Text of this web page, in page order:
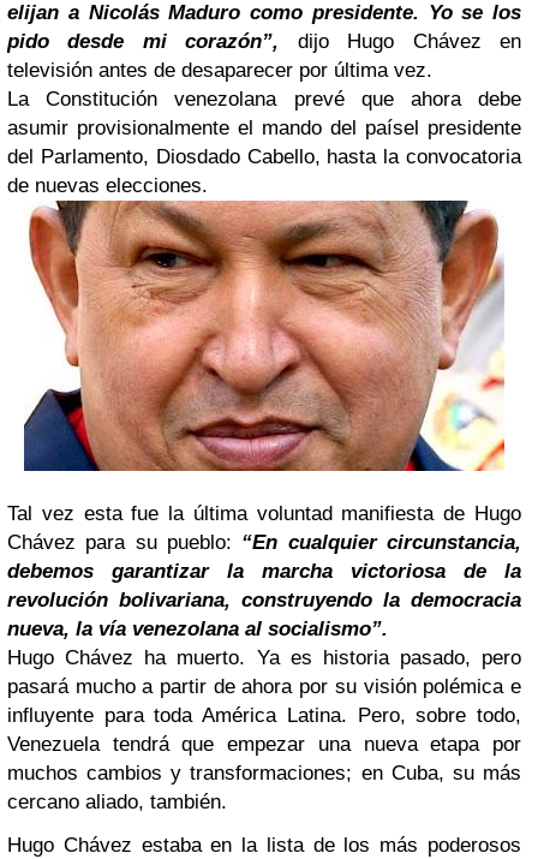
elijan a Nicolás Maduro como presidente. Yo se los
pido desde mi corazón”, dijo Hugo Chávez en
televisión antes de desaparecer por última vez.
La Constitución venezolana prevé que ahora debe
asumir provisionalmente el mando del paísel presidente
del Parlamento, Diosdado Cabello, hasta la convocatoria
de nuevas elecciones.
Tal vez esta fue la última voluntad manifiesta de Hugo
Chávez para su pueblo: “En cualquier circunstancia,
debemos garantizar la marcha victoriosa de la
revolución bolivariana, construyendo la democracia
nueva, la vía venezolana al socialismo”.
Hugo Chávez ha muerto. Ya es historia pasado, pero
pasará mucho a partir de ahora por su visión polémica e
influyente para toda América Latina. Pero, sobre todo,
Venezuela tendrá que empezar una nueva etapa por
muchos cambios y transformaciones; en Cuba, su más
cercano aliado, también.
Hugo Chávez estaba en la lista de los más poderosos